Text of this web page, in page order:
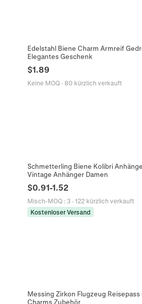
Edelstahl Biene Charm Armreif
Elegantes Geschenk
$1.89
Keine MOQ· 80 kürzlich verkauft
Schmetterling Biene Kolibri
Vintage Anhänger Damen
$0.91-1.52
Misch-MOQ: 3· 122 kürzlich verkauft
Kostenloser Versand
Messing Zirkon Flugzeug
Charms Zubehör